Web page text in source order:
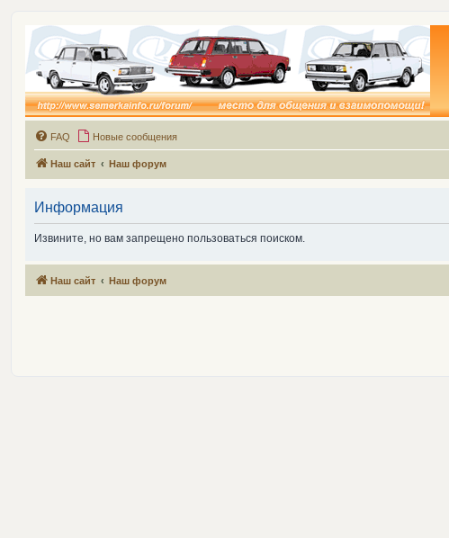
FAQ Новые сообщения
Наш сайт Наш форум
Информация
Извините, но вам запрещено пользоваться поиском.
Наш сайт Наш форум